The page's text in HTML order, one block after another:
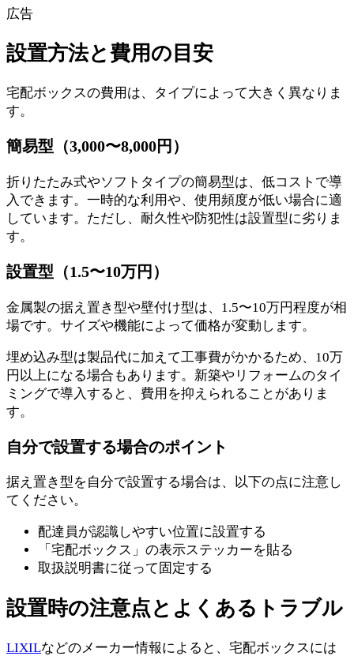
広告
設置方法と費用の目安
宅配ボックスの費用は、タイプによって大きく異なりま
す。
簡易型（3,000〜8,000円）
折りたたみ式やソフトタイプの簡易型は、低コストで導
入できます。一時的な利用や、使用頻度が低い場合に適
しています。ただし、耐久性や防犯性は設置型に劣りま
す。
設置型（1.5〜10万円）
金属製の据え置き型や壁付け型は、1.5〜10万円程度が相
場です。サイズや機能によって価格が変動します。
埋め込み型は製品代に加えて工事費がかかるため、10万
円以上になる場合もあります。新築やリフォームのタイ
ミングで導入すると、費用を抑えられることがありま
す。
自分で設置する場合のポイント
据え置き型を自分で設置する場合は、以下の点に注意し
てください。
配達員が認識しやすい位置に設置する
「宅配ボックス」の表示ステッカーを貼る
取扱説明書に従って固定する
設置時の注意点とよくあるトラブル
LIXILなどのメーカー情報によると、宅配ボックスには